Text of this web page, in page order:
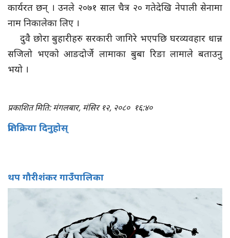
कार्यरत छन् । उनले २०७१ साल चैत्र २० गतेदेखि नेपाली सेनामा
नाम निकालेका लिए ।
दुवै छोरा बुहारीहरु सरकारी जागिरे भएपछि घरव्यवहार धान्न
सजिलो भएको आङदोर्जे लामाका बुबा रिङा लामाले बताउनु
भयो ।
प्रकाशित मिति: मंगलबार, मंसिर १२, २०८० १६:४०
प्रतिक्रिया दिनुहोस्
थप गौरीशंकर गाउँपालिका